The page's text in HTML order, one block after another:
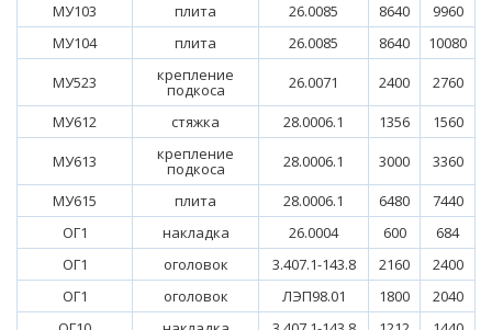
МУ103
плита 26.0085 8640
9960
МУ104
плита 26.0085 8640
10080
МУ523
крепление
подкоса 26.0071 2400
2760
МУ612
стяжка 28.0006.1 1356
1560
МУ613
крепление
подкоса 28.0006.1 3000
3360
МУ615
плита 28.0006.1 6480
7440
ОГ1
накладка 26.0004 600
684
ОГ1
оголовок 3.407.1-143.8 2160
2400
ОГ1
оголовок ЛЭП98.01 1800
2040